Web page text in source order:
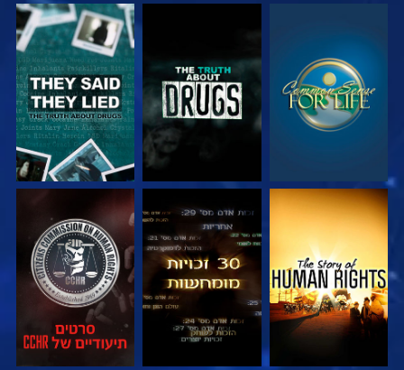
צפה צפה צפה
צפה צפה צפה